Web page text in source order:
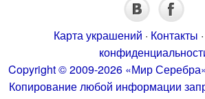
Карта украшений · Контакты ·
Copyright © 2009-2026 «Мир
Копирование любой информации